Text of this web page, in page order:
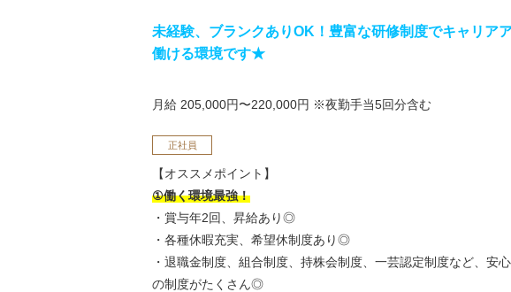
未経験、ブランクありOK！豊富な研修制度でキャリ
働ける環境です★
月給 205,000円〜220,000円 ※夜勤手当5回分含む
正社員
【オススメポイント】
①働く環境最強！
・賞与年2回、昇給あり◎
・各種休暇充実、希望休制度あり◎
・退職金制度、組合制度、持株会制度、一芸認定制度など、安心
の制度がたくさん◎